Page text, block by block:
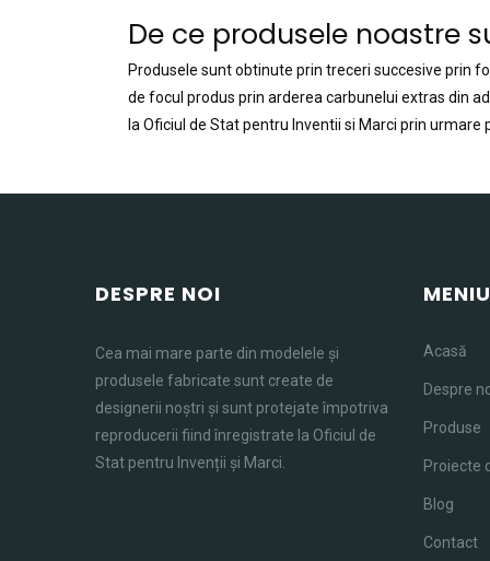
De ce produsele noastre
Produsele sunt obtinute prin treceri succesive prin
de focul produs prin arderea carbunelui extras din
la Oficiul de Stat pentru Inventii si Marci prin
DESPRE NOI
Cea mai mare parte din modelele și
produsele fabricate sunt create de
designerii noștri și sunt protejate împotriva
reproducerii fiind înregistrate la Oficiul de
Stat pentru Invenții și Marci.
MENIU
Acasă
Despre
Produse
Proiecte
Blog
Contact